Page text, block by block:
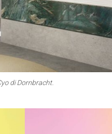
di Dornbracht.